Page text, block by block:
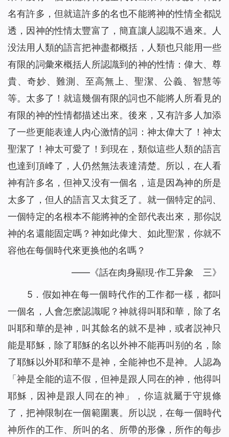
名有許多，但就這許多的名也不能將神的性情全都説
透，因神的性情太豐富了，簡直讓人認識不過來。人
没法用人類的語言把神盡都概括，人類也只能用一些
有限的詞彙來概括人所認識到的神的性情：偉大、尊
貴、奇妙、難測、至高無上、聖潔、公義、智慧等
等。太多了！就這幾個有限的詞也不能將人所看見的
有限的神的性情都描述出來。後來，又有許多人加添
了一些更能表達人内心激情的詞：神太偉大了！神太
聖潔了！神太可愛了！到現在，類似這些人類的語言
也達到頂峰了，人仍然無法表達清楚。所以，在人看
神有許多名，但神又没有一個名，這是因為神的所是
太多了，但人的語言又太貧乏了。就一個特定的詞、
一個特定的名根本不能將神的全部代表出來，那你説
神的名還能固定嗎？神如此偉大、如此聖潔，你就不
容他在每個時代來更换他的名嗎？
——《話在肉身顯現·作工异象 三》
5．假如神在每一個時代作的工作都一樣，都叫
一個名，人會怎麽認識呢？神就得叫耶和華，除了名
叫耶和華的是神，叫其餘名的就不是神，或者説神只
能是耶穌，除了耶穌的名以外神不能再叫别的名，除
了耶穌以外耶和華不是神，全能神也不是神。人認為
「神是全能的這不假，但神是跟人同在的神，他得叫
耶穌，因神是跟人同在的神」，你這就屬于守規條
了，把神限制在一個範圍裏。所以説，在每一個時代
神所作的工作、所叫的名、所帶的形像，所作的每步